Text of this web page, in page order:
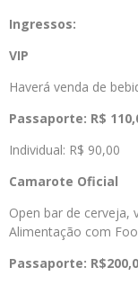
Ingressos:
VIP
Haverá venda de
Passaporte: R$
Individual: R$ 90,00
Camarote Oficial
Open bar de cerveja,
Alimentação com
Passaporte: